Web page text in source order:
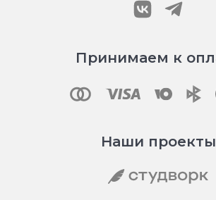
Принимаем к
Наши проекты